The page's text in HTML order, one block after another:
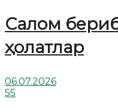
Салом
ҳолатлар
06.07.2026
55